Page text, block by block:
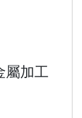
屬加工